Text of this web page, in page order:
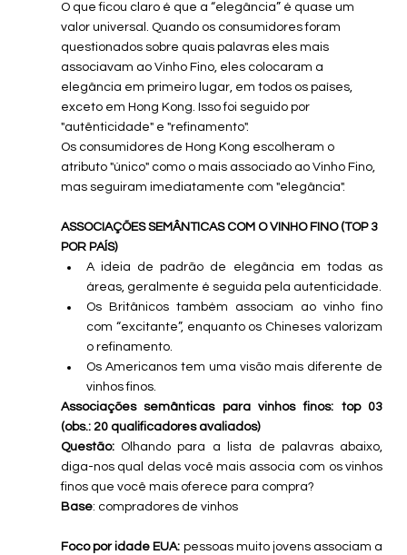
O que ficou claro é que a “elegância” é quase um
valor universal. Quando os consumidores foram
questionados sobre quais palavras eles mais
associavam ao Vinho Fino, eles colocaram a
elegância em primeiro lugar, em todos os países,
exceto em Hong Kong. Isso foi seguido por
"autênticidade" e "refinamento".
Os consumidores de Hong Kong escolheram o
atributo "único" como o mais associado ao Vinho Fino,
mas seguiram imediatamente com "elegância".
ASSOCIAÇÕES SEMÂNTICAS COM O VINHO FINO (TOP 3
POR PAÍS)
A ideia de padrão de elegância em todas as
áreas, geralmente é seguida pela autenticidade.
Os Britânicos também associam ao vinho fino
com “excitante”, enquanto os Chineses valorizam
o refinamento.
Os Americanos tem uma visão mais diferente de
vinhos finos.
Associações semânticas para vinhos finos: top 03
(obs.: 20 qualificadores avaliados)
Questão: Olhando para a lista de palavras abaixo,
diga-nos qual delas você mais associa com os vinhos
finos que você mais oferece para compra?
Base: compradores de vinhos
Foco por idade EUA: pessoas muito jovens associam a